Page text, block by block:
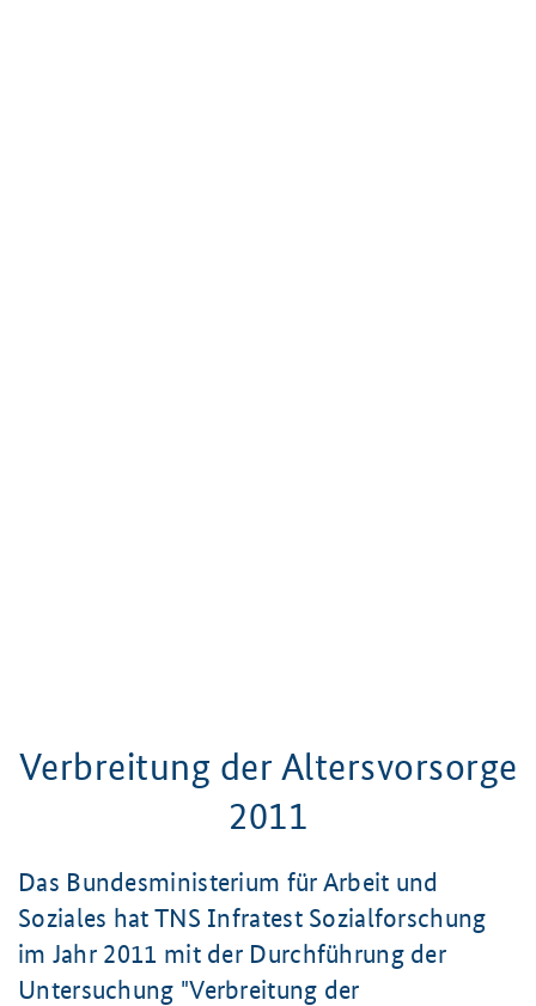
Verbreitung der Altersvorsorge
2011
Das Bundesministerium für Arbeit und
Soziales hat TNS Infratest Sozialforschung
im Jahr 2011 mit der Durchführung der
Untersuchung "Verbreitung der